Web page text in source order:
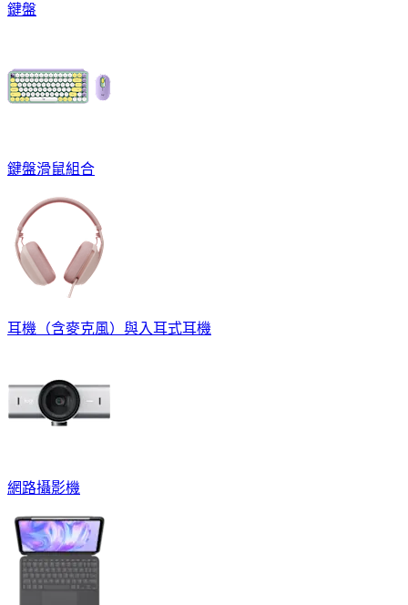
鍵盤
鍵盤滑鼠組合
耳機（含麥克風）與入耳式耳機
網路攝影機